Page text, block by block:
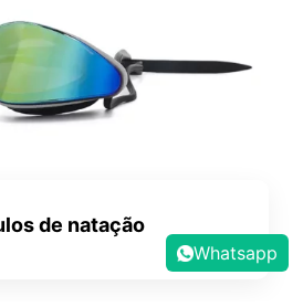
de natação
Whatsapp